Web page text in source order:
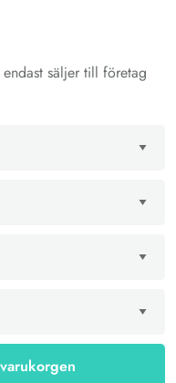
säljer till företag